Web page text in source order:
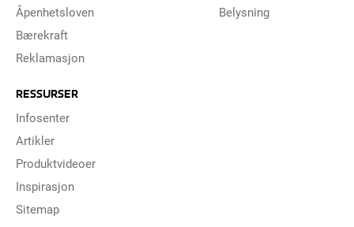
Åpenhetsloven
Bærekraft
Reklamasjon
Belysning
RESSURSER
Infosenter
Artikler
Produktvideoer
Inspirasjon
Sitemap